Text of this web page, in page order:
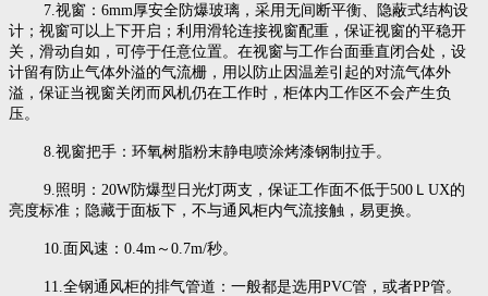
7.视窗：6mm厚安全防爆玻璃，采用无间断平衡、隐蔽式结构设
计；视窗可以上下开启；利用滑轮连接视窗配重，保证视窗的平稳开
关，滑动自如，可停于任意位置。在视窗与工作台面垂直闭合处，设
计留有防止气体外溢的气流栅，用以防止因温差引起的对流气体外
溢，保证当视窗关闭而风机仍在工作时，柜体内工作区不会产生负
压。
8.视窗把手：环氧树脂粉末静电喷涂烤漆钢制拉手。
9.照明：20W防爆型日光灯两支，保证工作面不低于500ＬUX的
亮度标准；隐藏于面板下，不与通风柜内气流接触，易更换。
10.面风速：0.4m～0.7m/秒。
11.全钢通风柜的排气管道：一般都是选用PVC管，或者PP管。